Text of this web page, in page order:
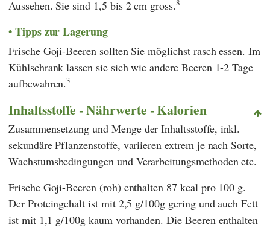
Aussehen. Sie sind 1,5 bis 2 cm gross.
Tipps zur Lagerung
Frische Goji-Beeren sollten Sie möglichst rasch essen. Im
Kühlschrank lassen sie sich wie andere Beeren 1-2 Tage
aufbewahren.3
Inhaltsstoffe - Nährwerte - Kalorien
Zusammensetzung und Menge der Inhaltsstoffe, inkl.
sekundäre Pflanzenstoffe, variieren extrem je nach Sorte,
Wachstumsbedingungen und Verarbeitungsmethoden etc.
Frische Goji-Beeren (roh) enthalten 87 kcal pro 100 g.
Der Proteingehalt ist mit 2,5 g/100g gering und auch Fett
ist mit 1,1 g/100g kaum vorhanden. Die Beeren enthalten